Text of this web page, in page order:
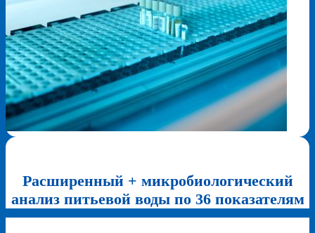
Расширенный + микробиологический
анализ питьевой воды по 36 показателям